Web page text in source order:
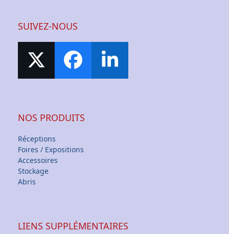
SUIVEZ-NOUS
NOS PRODUITS
Réceptions
Foires / Expositions
Accessoires
Stockage
Abris
LIENS SUPPLÉMENTAIRES